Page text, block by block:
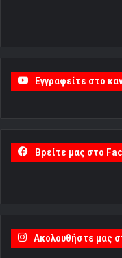
Εγγραφείτε στο
Βρείτε μας στο
Ακολουθήστε μας